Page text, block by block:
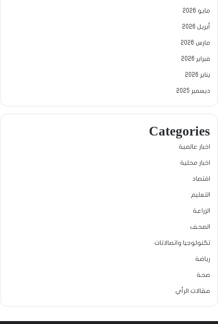
مايو 2026
أبريل 2026
مارس 2026
فبراير 2026
يناير 2026
ديسمبر 2025
Categories
اخبار عالمية
اخبار محلية
اقتصاد
التعليم
الزراعة
الصحف
تكنولوجيا واتصالاتات
رياضة
صحة
مقالات الرأي